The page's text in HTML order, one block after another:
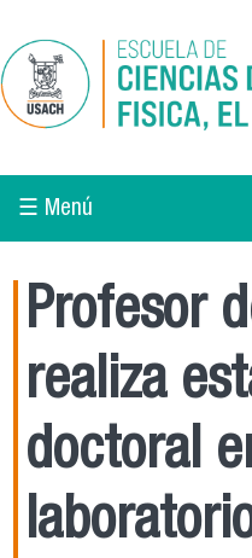
☰ Menú
Profesor
realiza
doctoral